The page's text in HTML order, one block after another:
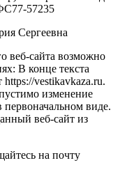
57235
Сергеевна
веб-сайта возможно
В конце текста
vestikavkaza.ru.
изменение
первоначальном виде.
веб-сайт из
на почту